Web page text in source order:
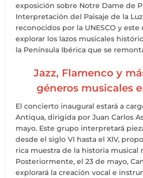
exposición sobre Notre Dame de
Interpretación del Paisaje de la
reconocidos por la UNESCO y este
explorar los lazos musicales
la Península Ibérica que se
Jazz, Flamenco y
géneros musicales
El concierto inaugural estará a
Antiqua, dirigida por Juan Carlos
mayo. Este grupo interpretará
desde el siglo VI hasta el XIV,
rica muestra de la historia musical
Posteriormente, el 23 de mayo,
explorará la creación vocal e